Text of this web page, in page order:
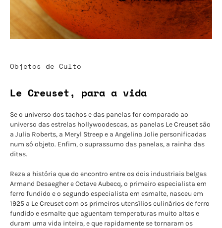
Objetos de Culto
Le Creuset, para a vida
Se o universo dos tachos e das panelas for comparado ao
universo das estrelas hollywoodescas, as panelas Le Creuset são
a Julia Roberts, a Meryl Streep e a Angelina Jolie personificadas
num só objeto. Enfim, o suprassumo das panelas, a rainha das
ditas.
Reza a história que do encontro entre os dois industriais belgas
Armand Desaegher e Octave Aubecq, o primeiro especialista em
ferro fundido e o segundo especialista em esmalte, nasceu em
1925 a Le Creuset com os primeiros utensílios culinários de ferro
fundido e esmalte que aguentam temperaturas muito altas e
duram uma vida inteira, e que rapidamente se tornaram os